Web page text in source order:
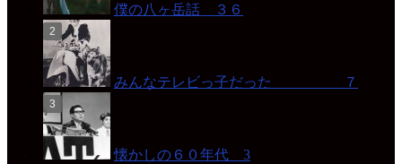
僕の八ヶ岳話 ３６
みんなテレビっ子だった ７
懐かしの６０年代 3